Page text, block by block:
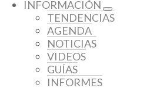
INFORMACIÓN
TENDENCIAS
AGENDA
NOTICIAS
VIDEOS
GUÍAS
INFORMES